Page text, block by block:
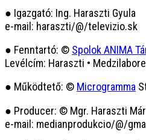
● Igazgató: Ing. Haraszti Gyula
e-mail: haraszti/@/televizio.sk
● Fenntartó: © Spolok ANIMA
Levélcím: Haraszti •
● Működtető: © Microgramma
● Producer: © Mgr. Haraszti
e-mail: medianprodukcio/@/